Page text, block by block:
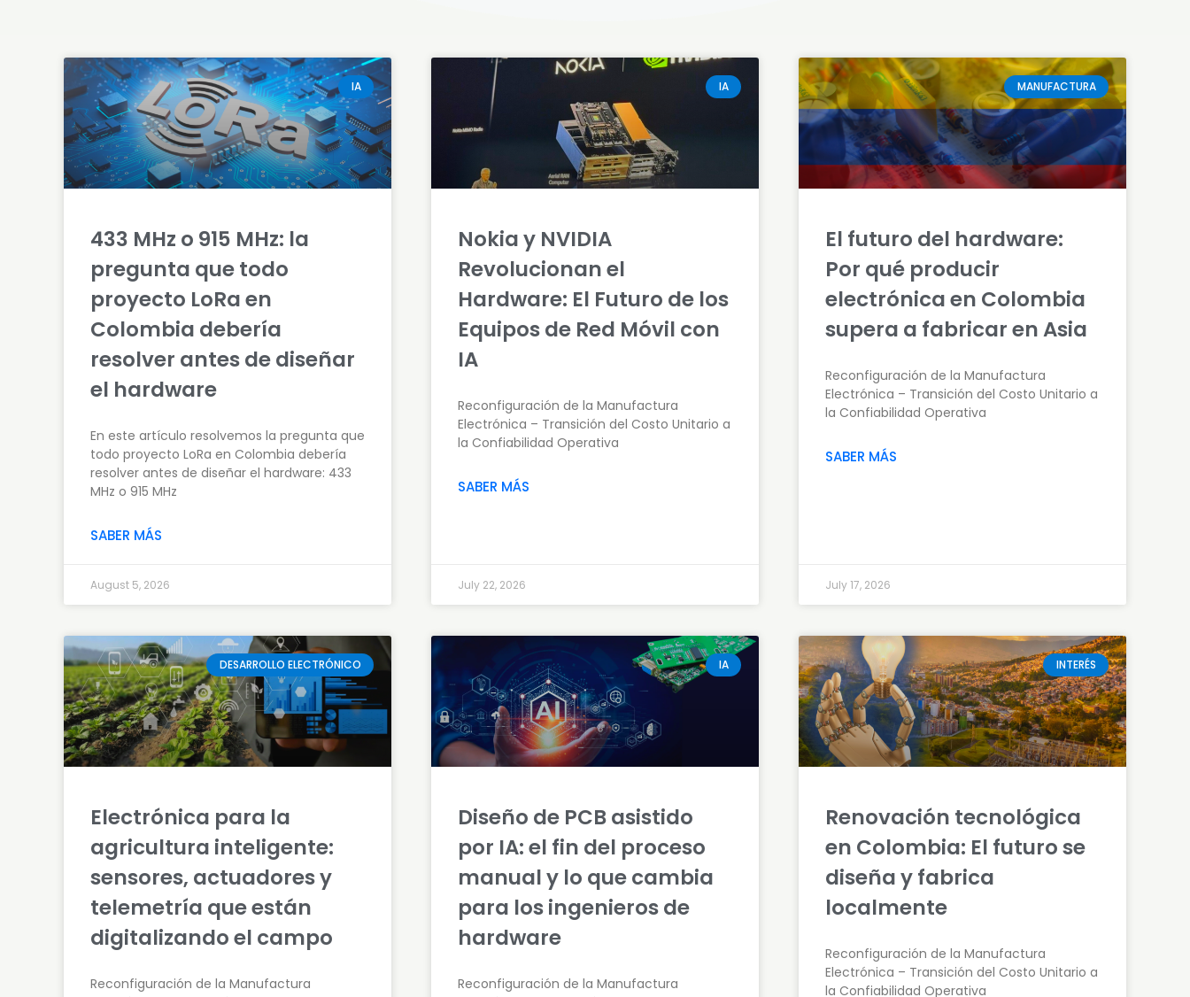
IA
433 MHz o 915 MHz: la
pregunta que todo
proyecto LoRa en
Colombia debería
resolver antes de diseñar
el hardware
En este artículo resolvemos la pregunta que
todo proyecto LoRa en Colombia debería
resolver antes de diseñar el hardware: 433
MHz o 915 MHz
SABER MÁS
August 5, 2026
IA
Nokia y NVIDIA
Revolucionan el
Hardware: El Futuro de los
Equipos de Red Móvil con
IA
Reconfiguración de la Manufactura
Electrónica – Transición del Costo Unitario a
la Confiabilidad Operativa
SABER MÁS
July 22, 2026
MANUFACTURA
El futuro del hardware:
Por qué producir
electrónica en Colombia
supera a fabricar en Asia
Reconfiguración de la Manufactura
Electrónica – Transición del Costo Unitario a
la Confiabilidad Operativa
SABER MÁS
July 17, 2026
DESARROLLO ELECTRÓNICO
Electrónica para la
agricultura inteligente:
sensores, actuadores y
telemetría que están
digitalizando el campo
Reconfiguración de la Manufactura
IA
Diseño de PCB asistido
por IA: el fin del proceso
manual y lo que cambia
para los ingenieros de
hardware
Reconfiguración de la Manufactura
INTERÉS
Renovación tecnológica
en Colombia: El futuro se
diseña y fabrica
localmente
Reconfiguración de la Manufactura
Electrónica – Transición del Costo Unitario a
la Confiabilidad Operativa